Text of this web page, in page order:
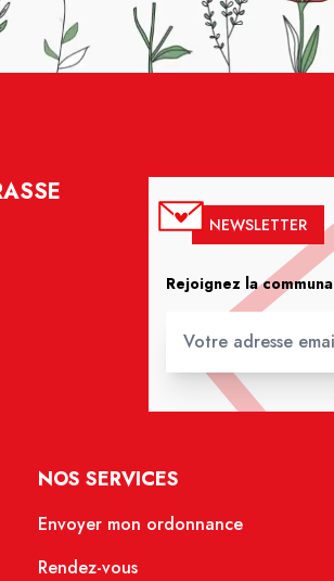
NEWSLETTER
Rejoignez la
NOS SERVICES
Envoyer mon ordonnance
Rendez-vous